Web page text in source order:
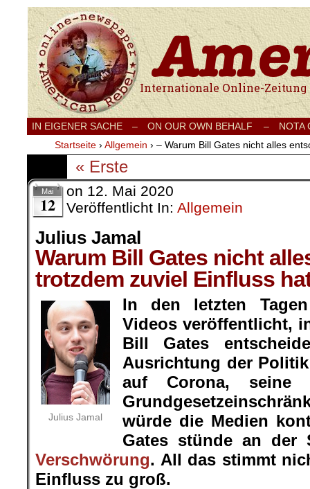
Internationale Onlinezeitung für Frieden,
IN EIGENER SACHE – ON OUR OWN BEHALF –
NOTA
Startseite › Allgemein › – Warum Bill Gates nicht alles
« Erste
Mai
12
on 12. Mai 2020
Veröffentlicht In: Allgemein
Julius Jamal
Warum Bill Gates nicht
trotzdem zuviel Einfluss
Julius Jamal
In den letzten
Videos veröffentlicht,
Bill Gates
Ausrichtung der
auf Corona, seine
würde die Medien
Gates stünde an der
Verschwörung. All das stimmt
Einfluss zu groß.